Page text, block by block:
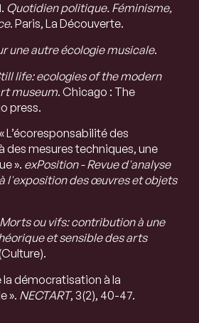
Quotidien politique. Féminisme,
. Paris, La Découverte.
une autre écologie musicale.
life: ecologies of the modern
museum. Chicago : The
press.
L’écoresponsabilité des
des mesures techniques, une
». exPosition - Revue d'analyse
l'exposition des œuvres et objets
Morts ou vifs: contribution à une
et sensible des arts
la démocratisation à la
». NECTART, 3(2), 40-47.